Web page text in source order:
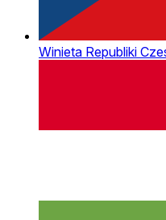
Winieta Republiki